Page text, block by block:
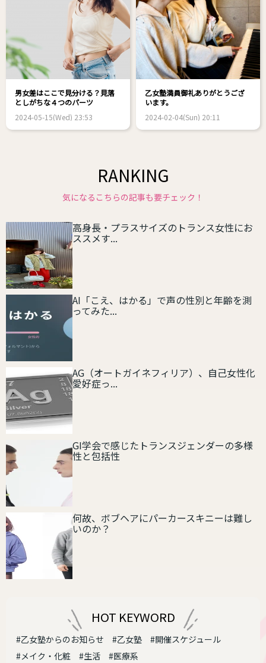
男女差はここで見分ける？見落
としがちな４つのパーツ
2024-05-15(Wed) 23:53
乙女塾満員御礼ありがとうござ
います。
2024-02-04(Sun) 20:11
RANKING
気になるこちらの記事も要チェック！
高身長・プラスサイズのトランス女性にお
ススメす...
AI「こえ、はかる」で声の性別と年齢を測
ってみた...
AG（オートガイネフィリア）、自己女性化
愛好症っ...
GI学会で感じたトランスジェンダーの多様
性と包括性
何故、ボブヘアにパーカースキニーは難し
いのか？
HOT KEYWORD
#乙女塾からのお知らせ #乙女塾
#開催スケジュール
#メイク・化粧
#生活 #医療系